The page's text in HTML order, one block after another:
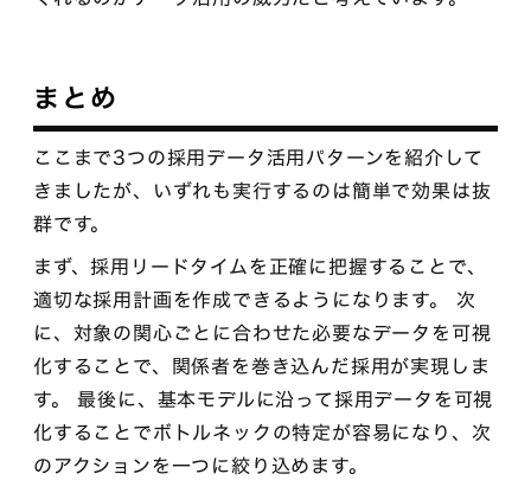
まとめ
ここまで3つの採用データ活用パターンを紹介して
きましたが、いずれも実行するのは簡単で効果は抜
群です。
まず、採用リードタイムを正確に把握することで、
適切な採用計画を作成できるようになります。 次
に、対象の関心ごとに合わせた必要なデータを可視
化することで、関係者を巻き込んだ採用が実現しま
す。 最後に、基本モデルに沿って採用データを可視
化することでボトルネックの特定が容易になり、次
のアクションを一つに絞り込めます。